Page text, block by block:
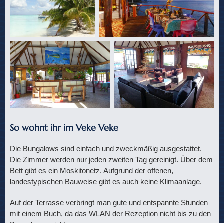
So wohnt ihr im Veke Veke
Die Bungalows sind einfach und zweckmäßig ausgestattet.
Die Zimmer werden nur jeden zweiten Tag gereinigt. Über dem
Bett gibt es ein Moskitonetz. Aufgrund der offenen,
landestypischen Bauweise gibt es auch keine Klimaanlage.
Auf der Terrasse verbringt man gute und entspannte Stunden
mit einem Buch, da das WLAN der Rezeption nicht bis zu den